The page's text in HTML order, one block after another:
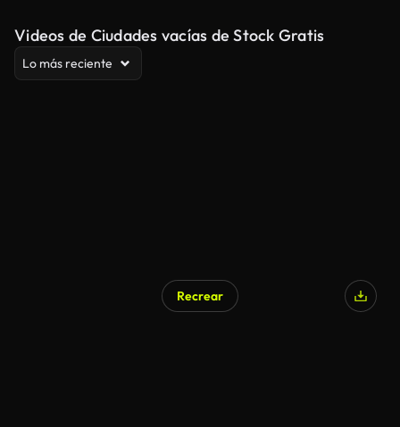
Videos de Ciudades vacías de Stock Gratis
Lo más reciente
Recrear